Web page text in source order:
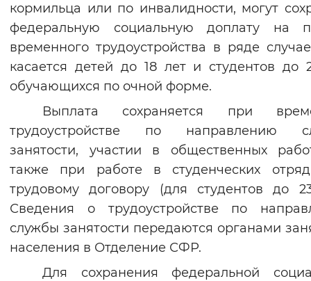
кормильца или по инвалидности, могут
федеральную социальную доплату на
временного трудоустройства в ряде
касается детей до 18 лет и студентов до
обучающихся по очной форме.
Выплата сохраняется при
трудоустройстве по направлению
занятости, участии в общественных
также при работе в студенческих
трудовому договору (для студентов до
Сведения о трудоустройстве по
службы занятости передаются органами
населения в Отделение СФР.
Для сохранения федеральной